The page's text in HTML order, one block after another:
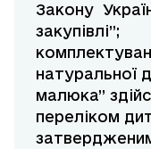
Закону
закупівлі”;
натуральної
малюка”
переліком